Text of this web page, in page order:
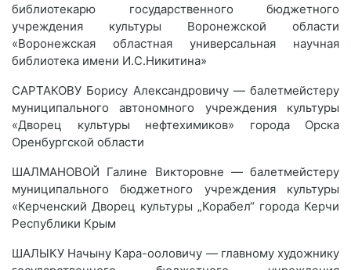
библиотекарю государственного бюджетного
учреждения культуры Воронежской области
«Воронежская областная универсальная научная
библиотека имени И.С.Никитина»
САРТАКОВУ Борису Александровичу — балетмейстеру
муниципального автономного учреждения культуры
«Дворец культуры нефтехимиков» города Орска
Оренбургской области
ШАЛМАНОВОЙ Галине Викторовне — балетмейстеру
муниципального бюджетного учреждения культуры
«Керченский Дворец культуры „Корабел“ города Керчи
Республики Крым
ШАЛЫКУ Начыну Кара-ооловичу — главному художнику